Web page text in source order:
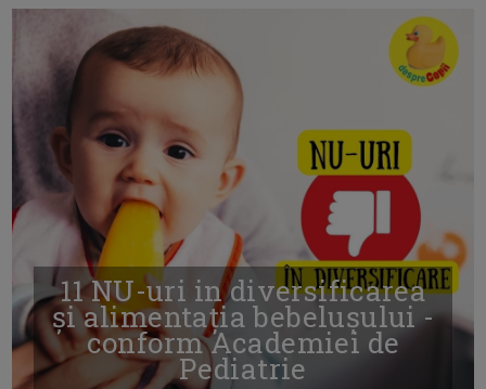
11 NU-uri in diversificarea
și alimentația bebelușului -
conform Academiei de
Pediatrie